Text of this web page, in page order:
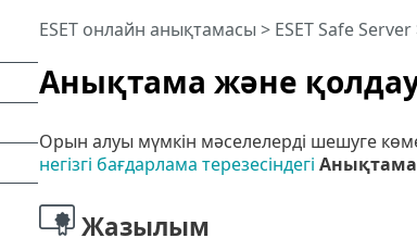
Анықтама және
ESET онлайн анықтамасы > ESET Safe Server
Орын алуы мүмкін мәселелерді шешуге
негізгі бағдарлама терезесіндегі
Жазылым